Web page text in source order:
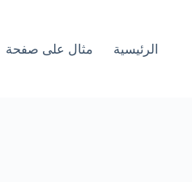
الرئيسية مثال على صفحة